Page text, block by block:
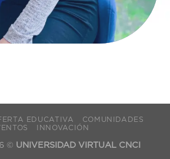
EDUCATIVA
COMUNIDADES
INNOVACIÓN
© UNIVERSIDAD VIRTUAL CNCI